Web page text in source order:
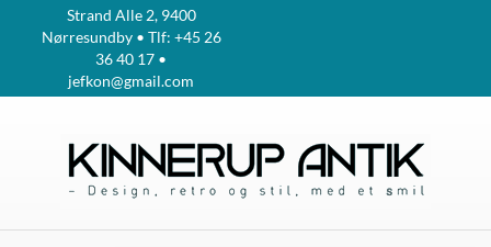
Strand Alle 2, 9400
Nørresundby • Tlf: +45 26
36 40 17 •
jefkon@gmail.com